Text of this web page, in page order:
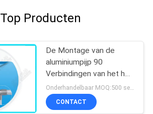
Top Producten
De Montage van de
aluminiumpijp 90
Verbindingen van het het
Aluminiumbuizenstelsel
van de Graadelleboog
voor OD 28mm Pijp
Onderhandelbaar MOQ:500 sets
CONTACT